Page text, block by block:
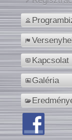
Kapcsolat
Galéria